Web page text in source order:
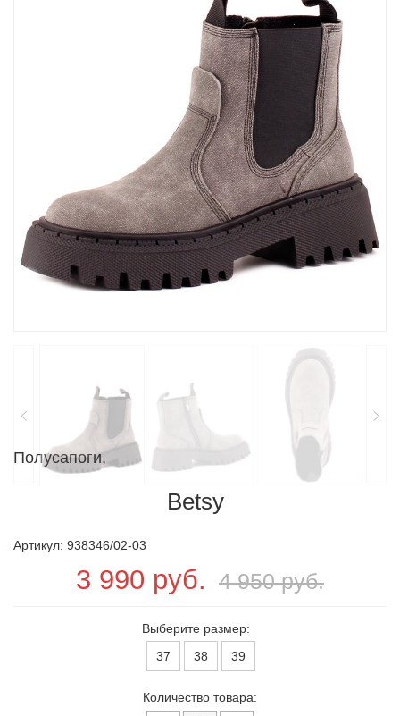
Полусапоги,
Betsy
Артикул: 938346/02-03
3 990 руб. 4 950 руб.
Выберите размер:
37
38 39
Количество товара: